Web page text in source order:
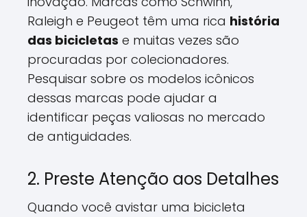
Raleigh e Peugeot têm uma rica história
das bicicletas e muitas vezes são
procuradas por colecionadores.
Pesquisar sobre os modelos icônicos
dessas marcas pode ajudar a
identificar peças valiosas no mercado
de antiguidades.
2. Preste Atenção aos Detalhes
Quando você avistar uma bicicleta